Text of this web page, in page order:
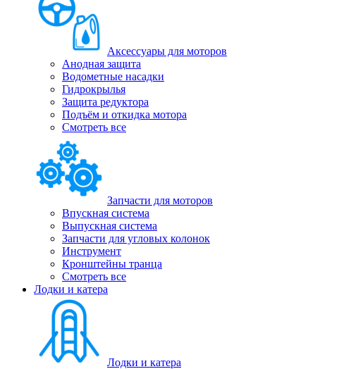
Аксессуары для моторов
Анодная защита
Водометные насадки
Гидрокрылья
Защита редуктора
Подъём и откидка мотора
Смотреть все
Запчасти для моторов
Впускная система
Выпускная система
Запчасти для угловых колонок
Инструмент
Кронштейны транца
Смотреть все
Лодки и катера
Лодки и катера